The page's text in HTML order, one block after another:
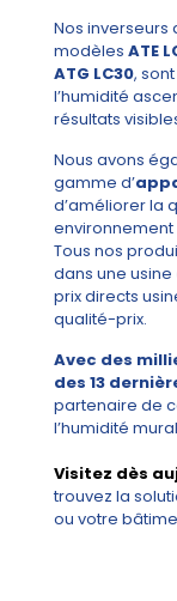
Nos inverseurs
modèles ATE
ATG LC30,
l’humidité
résultats
Nous avons
gamme d’
d’améliorer la
environnement
Tous nos
dans une usine
prix directs
qualité-prix.
Avec des
des 13
partenaire de
l’humidité
Visitez dès
trouvez la
ou votre